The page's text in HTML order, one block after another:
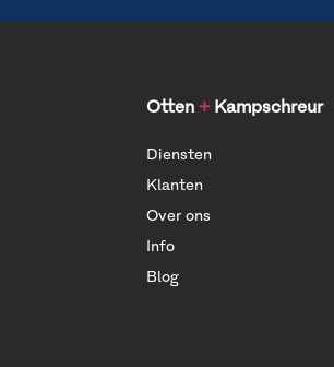
Otten+Kampschreur
Diensten
Klanten
Over ons
Info
Blog